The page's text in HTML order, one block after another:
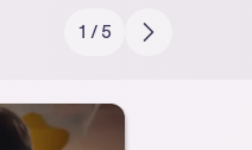
1 / 5